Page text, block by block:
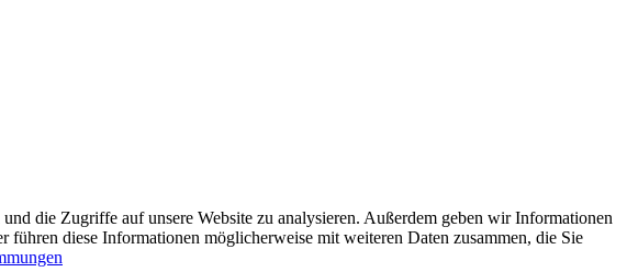
die Zugriffe auf unsere Website zu analysieren. Außerdem geben wir Informationen
diese Informationen möglicherweise mit weiteren Daten zusammen, die Sie